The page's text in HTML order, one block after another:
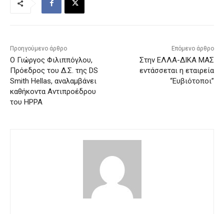
Προηγούμενο άρθρο
Ο Γιώργος Φιλιππόγλου,
Πρόεδρος του Δ.Σ. της DS
Smith Hellas, αναλαμβάνει
καθήκοντα Αντιπροέδρου
του HPPA
Επόμενο άρθρο
Στην ΕΛΛΑ-ΔΙΚΑ ΜΑΣ
εντάσσεται η εταιρεία
“Ευβιότοποι”